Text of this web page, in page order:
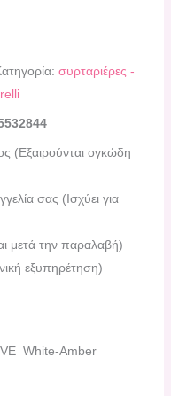
συρταριέρες -
(Εξαιρούνται ογκώδη
σας (Ισχύει για
μετά την παραλαβή)
εξυπηρέτηση)
White-Amber